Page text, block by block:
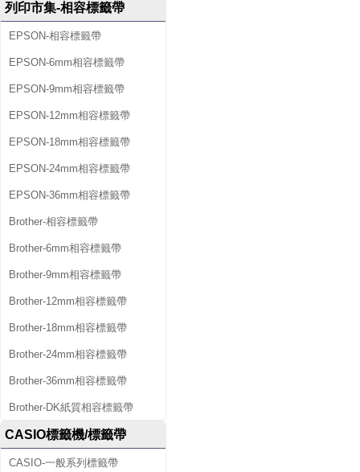
列印市集-相容標籤帶
EPSON-相容標籤帶
EPSON-6mm相容標籤帶
EPSON-9mm相容標籤帶
EPSON-12mm相容標籤帶
EPSON-18mm相容標籤帶
EPSON-24mm相容標籤帶
EPSON-36mm相容標籤帶
Brother-相容標籤帶
Brother-6mm相容標籤帶
Brother-9mm相容標籤帶
Brother-12mm相容標籤帶
Brother-18mm相容標籤帶
Brother-24mm相容標籤帶
Brother-36mm相容標籤帶
Brother-DK紙質相容標籤帶
CASIO標籤機/標籤帶
CASIO-一般系列標籤帶